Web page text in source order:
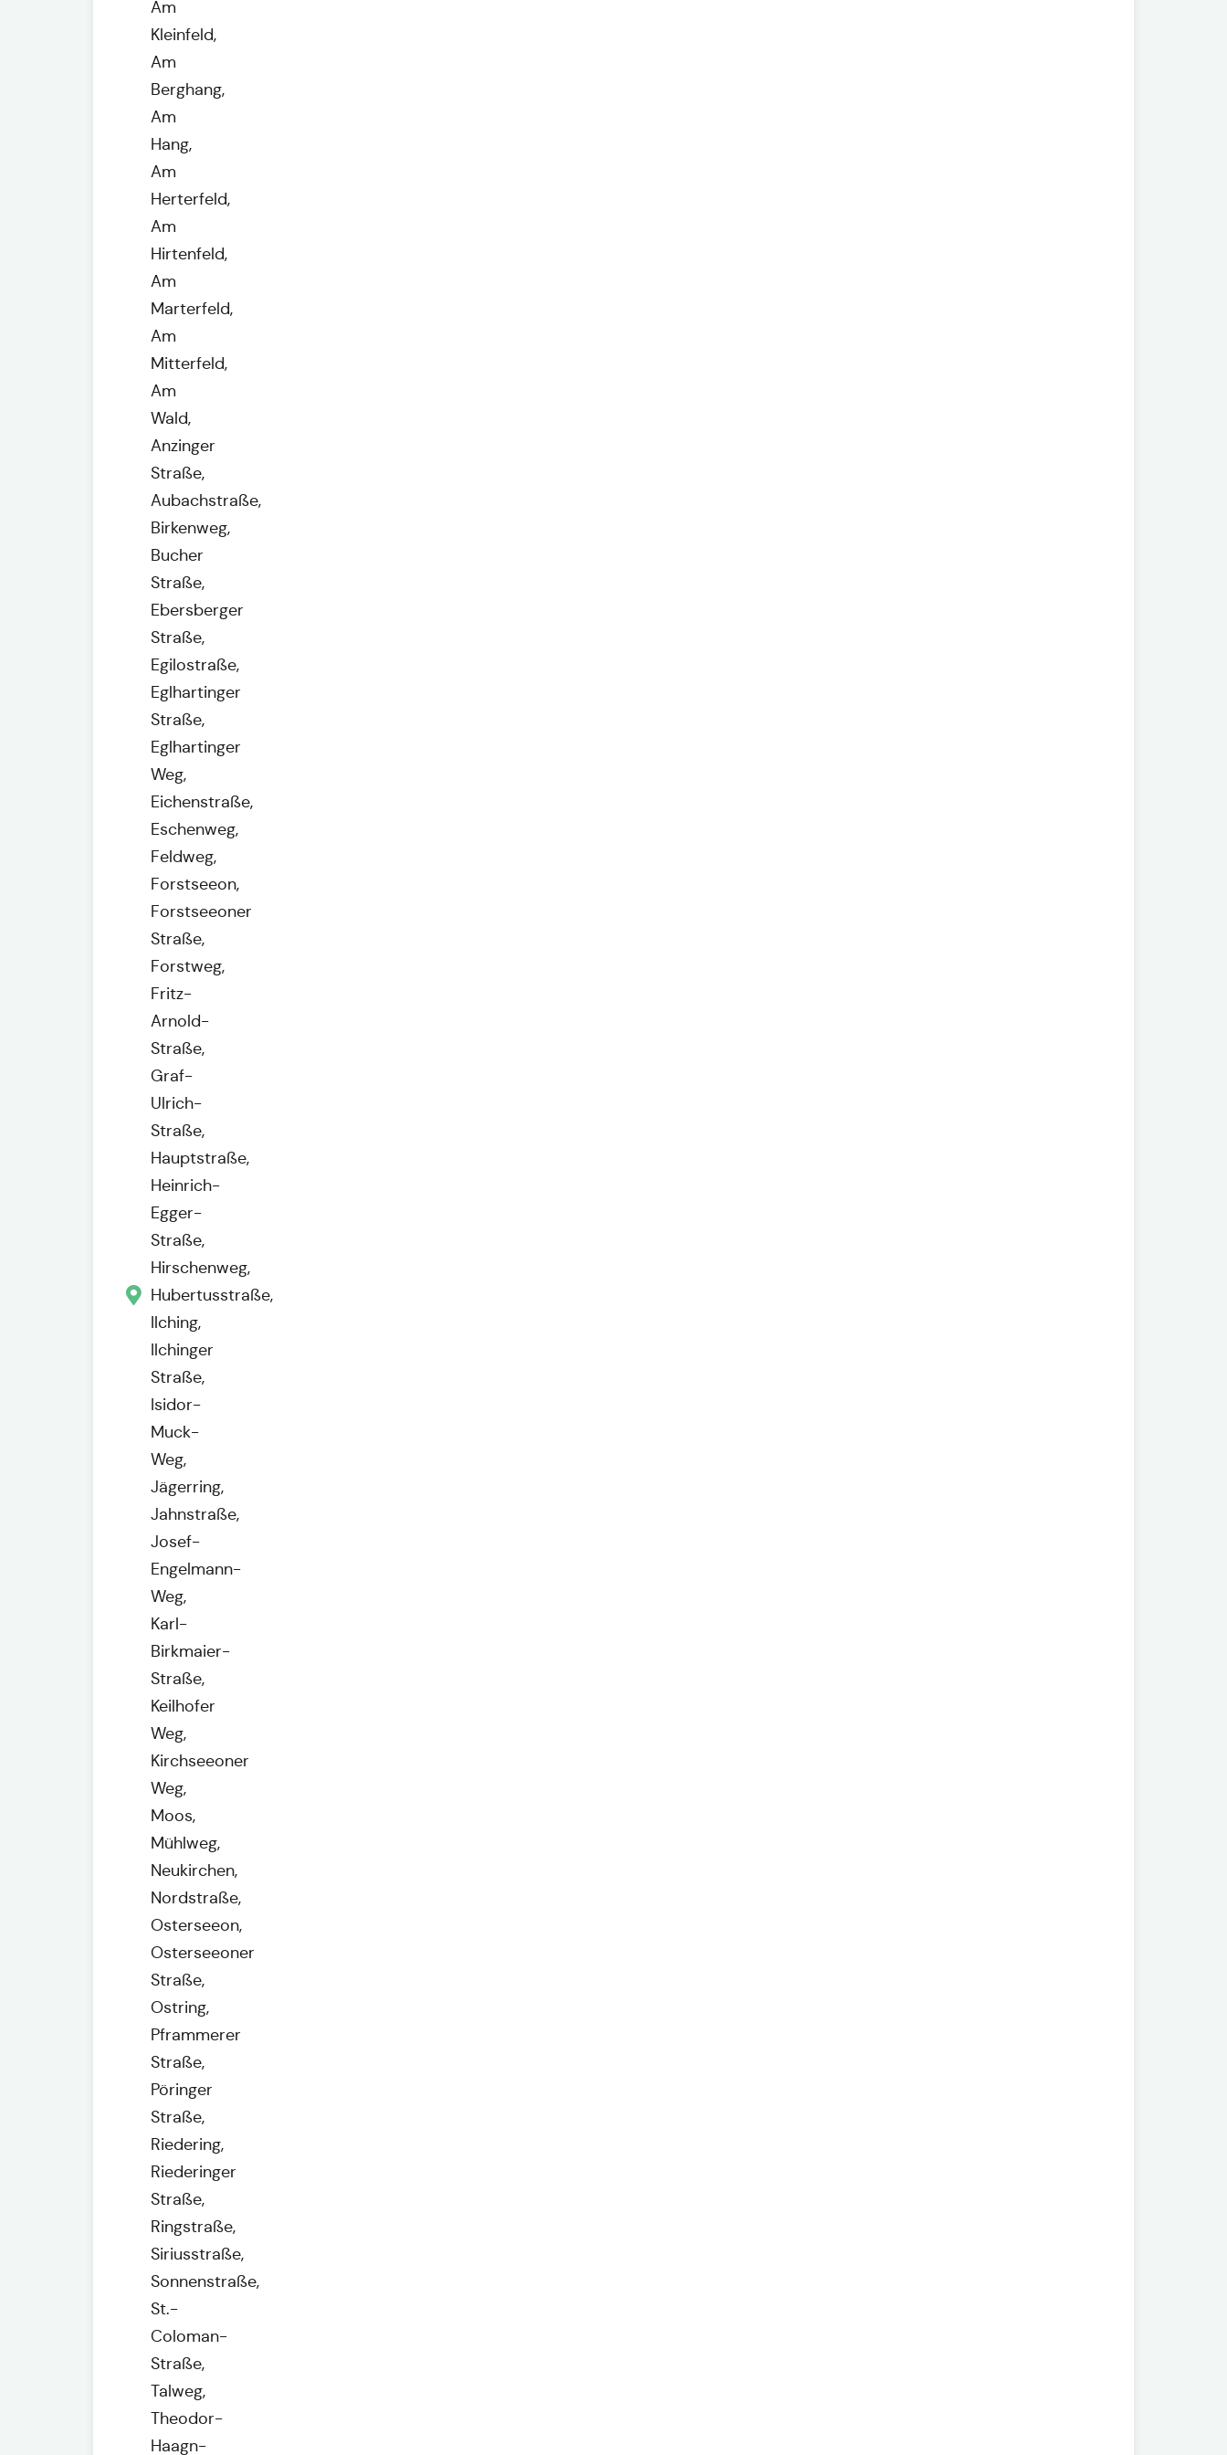
Am
Kleinfeld,
Am
Berghang,
Am
Hang,
Am
Herterfeld,
Am
Hirtenfeld,
Am
Marterfeld,
Am
Mitterfeld,
Am
Wald,
Anzinger
Straße,
Aubachstraße,
Birkenweg,
Bucher
Straße,
Ebersberger
Straße,
Egilostraße,
Eglhartinger
Straße,
Eglhartinger
Weg,
Eichenstraße,
Eschenweg,
Feldweg,
Forstseeon,
Forstseeoner
Straße,
Forstweg,
Fritz-
Arnold-
Straße,
Graf-
Ulrich-
Straße,
Hauptstraße,
Heinrich-
Egger-
Straße,
Hirschenweg,
Hubertusstraße,
Ilching,
Ilchinger
Straße,
Isidor-
Muck-
Weg,
Jägerring,
Jahnstraße,
Josef-
Engelmann-
Weg,
Karl-
Birkmaier-
Straße,
Keilhofer
Weg,
Kirchseeoner
Weg,
Moos,
Mühlweg,
Neukirchen,
Nordstraße,
Osterseeon,
Osterseeoner
Straße,
Ostring,
Pframmerer
Straße,
Pöringer
Straße,
Riedering,
Riederinger
Straße,
Ringstraße,
Siriusstraße,
Sonnenstraße,
St.-
Coloman-
Straße,
Talweg,
Theodor-
Haagn-